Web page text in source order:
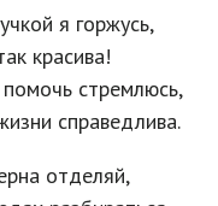
я горжусь,
красива!
помочь стремлюсь,
справедлива.
отделяй,